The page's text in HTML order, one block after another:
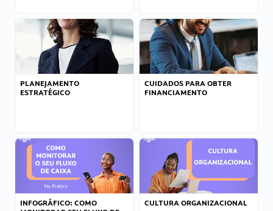
PLANEJAMENTO
ESTRATÉGICO
CUIDADOS PARA OBTER
FINANCIAMENTO
INFOGRÁFICO: COMO
CULTURA ORGANIZACIONAL